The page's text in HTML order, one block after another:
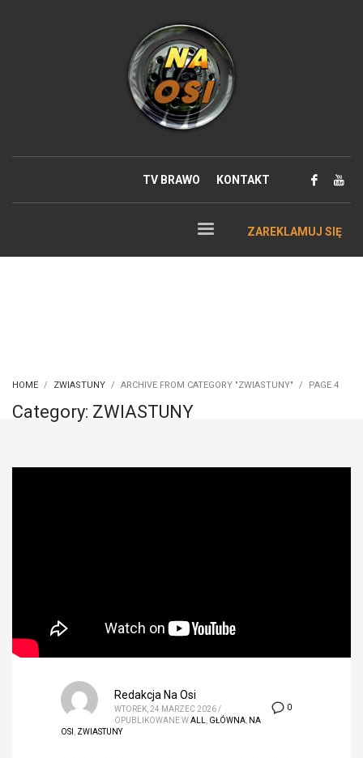
TV BRAWO KONTAKT
ZAREKLAMUJ SIĘ
HOME ZWIASTUNY ARCHIVE FROM CATEGORY "ZWIASTUNY" PAGE 4
Category: ZWIASTUNY
0
Redakcja Na Osi
WTOREK, 24 MARZEC 2026/
OPUBLIKOWANE WALL, GŁÓWNA, NA
OSI , ZWIASTUNY